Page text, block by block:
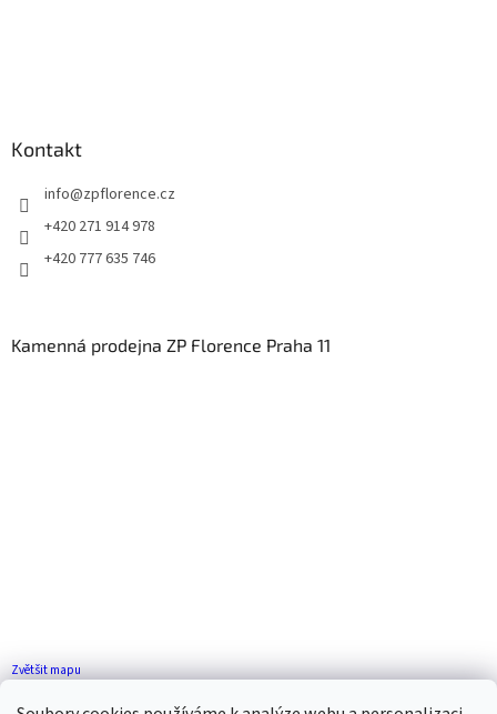
Kontakt
info@zpflorence.cz
+420 271 914 978
+420 777 635 746
Kamenná prodejna ZP Florence Praha 11
Zvětšit mapu